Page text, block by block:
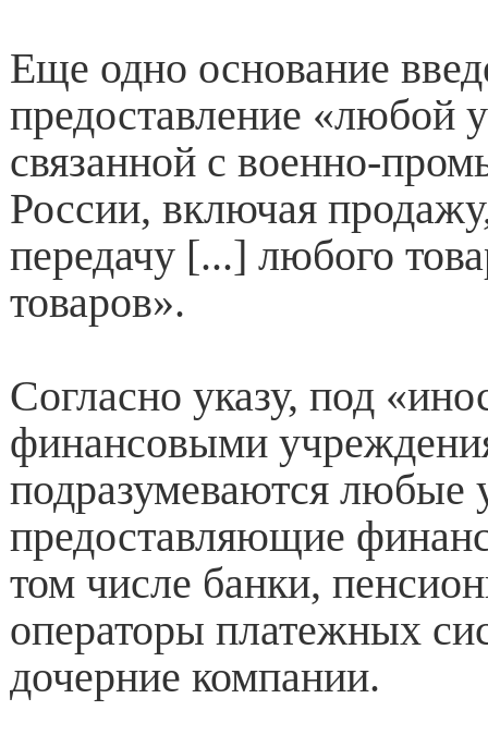
Еще одно основание
предоставление «любой
связанной с военно-
России, включая
передачу [...] любого
товаров».
Согласно указу, под
финансовыми
подразумеваются любые
предоставляющие
том числе банки,
операторы платежных
дочерние компании.